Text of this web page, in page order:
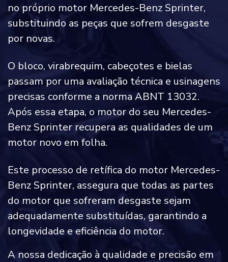
no próprio motor Mercedes-Benz Sprinter,
substituindo as peças que sofrem desgaste
por novas.
O bloco, virabrequim, cabeçotes e bielas
passam por uma avaliação técnica e usinagens
precisas conforme a norma ABNT 13032.
Após essa etapa, o motor do seu Mercedes-
Benz Sprinter recupera as qualidades de um
motor novo em folha.
Este processo de retífica do motor Mercedes-
Benz Sprinter, assegura que todas as partes
do motor que sofreram desgaste sejam
adequadamente substituídas, garantindo a
longevidade e eficiência do motor.
A nossa dedicação à qualidade e precisão em